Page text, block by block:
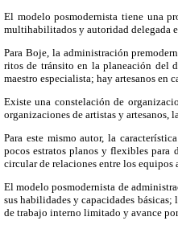
El modelo posmodernista tiene una
multihabilitados y autoridad delegada
Para Boje, la administración
ritos de tránsito en la planeación del
maestro especialista; hay artesanos en
Existe una constelación de
organizaciones de artistas y artesanos,
Para este mismo autor, la
pocos estratos planos y flexibles para
circular de relaciones entre los
El modelo posmodernista de
sus habilidades y capacidades
de trabajo interno limitado y avance